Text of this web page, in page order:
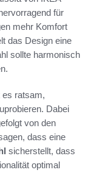
für
mehr Komfort
das Design eine
sollte harmonisch
es ratsam,
Dabei
von den
dass eine
sicherstellt, dass
optimal